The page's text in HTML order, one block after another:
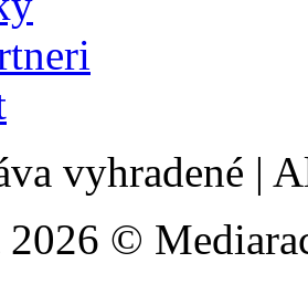
vyhradené |
©